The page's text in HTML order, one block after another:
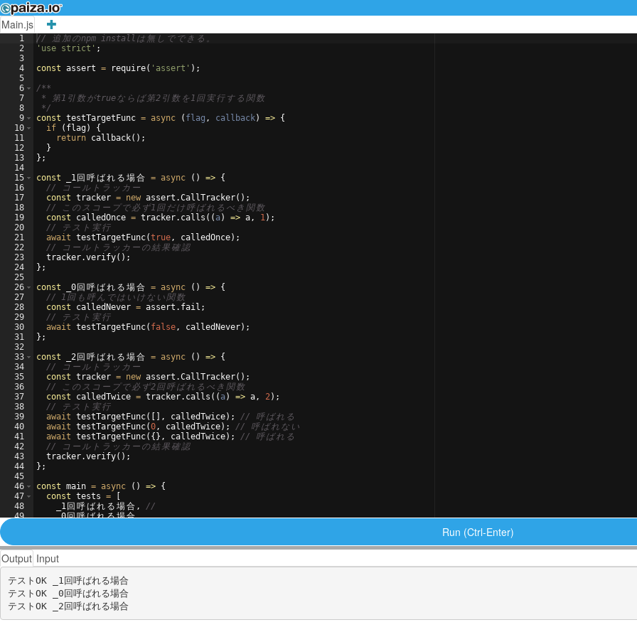
Main.js
1
2
3
4
5
6
7
8
9
10
11
12
13
14
15
16
17
18
19
20
21
22
23
24
25
26
27
28
29
30
31
32
33
34
35
36
37
38
39
40
41
42
43
44
45
46
47
48
49
// 追 加 のnpm install は 無 し で で き る 。
'use strict' ;
const assert = require( 'assert' ) ;
/**
*
第1 引 数 がtrueな ら ば 第2 引 数 を1 回 実 行 す る 関 数
*/
const testTargetFunc = async ( flag , callback) => {
if
( flag)
{
return callback( ) ;
}
} ;
const
_1 回 呼ばれ る 場合 = async ( ) => {
//
コ ー ル ト ラ ッ カ ー
const tracker = new assert .CallTracker( ) ;
//
こ の ス コ ー プ で 必 ず1 回 だ け 呼 ば れ る べ き 関 数
const
calledOnce = tracker. calls (( a) => a, 1) ;
//
テ ス ト 実 行
await testTargetFunc(true, calledOnce) ;
//
コ ー ル ト ラ ッ カ ー の結 果 確認
tracker.verify( ) ;
} ;
const
_0 回 呼ばれ る 場合 = async ( ) => {
// 1 回 も 呼 ん で は い け な い関 数
const
calledNever = assert . fail ;
//
テ ス ト 実 行
await testTargetFunc( false, calledNever) ;
} ;
const
_2 回 呼ばれ る 場合 = async ( ) => {
//
コ ー ル ト ラ ッ カ ー
const tracker = new assert .CallTracker( ) ;
//
こ の ス コ ー プ で 必 ず2回 呼 ば れ る べ き 関 数
const
calledTwice = tracker. calls (( a) => a, 2) ;
//
テ ス ト 実 行
await testTargetFunc( , calledTwice) ; // 呼 ば れ る
await testTargetFunc(0, calledTwice) ; // 呼 ば れ な い
await testTargetFunc( { } , calledTwice) ; // 呼 ば れ る
//
コ ー ル ト ラ ッ カ ー の結 果 確認
tracker.verify( ) ;
} ;
const main = async ( ) => {
const tests =
_1 回 呼ばれ る 場合 ,
//
_0回呼ばれる場合,
Run (Ctrl-Enter)
Output Input
テストOK _1回呼ばれる場合
テストOK _0回呼ばれる場合